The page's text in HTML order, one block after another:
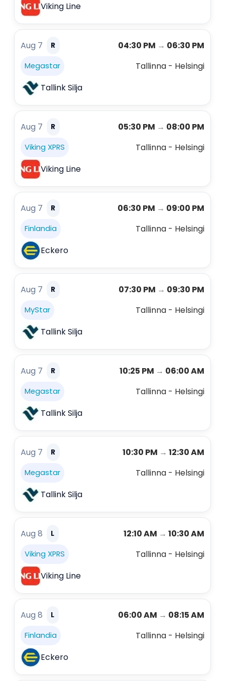
Viking Line
Aug 7 R 04:30 PM → 06:30 PM
Megastar
Tallinna - Helsingi
Tallink Silja
Aug 7 R 05:30 PM → 08:00 PM
Viking XPRS
Tallinna - Helsingi
Viking Line
Aug 7 R 06:30 PM → 09:00 PM
Finlandia
Tallinna - Helsingi
Eckero
Aug 7 R 07:30 PM → 09:30 PM
MyStar
Tallinna - Helsingi
Tallink Silja
Aug 7 R 10:25 PM → 06:00 AM
Megastar
Tallinna - Helsingi
Tallink Silja
Aug 7 R 10:30 PM → 12:30 AM
Megastar
Tallinna - Helsingi
Tallink Silja
Aug 8 L 12:10 AM → 10:30 AM
Viking XPRS
Tallinna - Helsingi
Viking Line
Aug 8 L 06:00 AM → 08:15 AM
Finlandia
Tallinna - Helsingi
Eckero